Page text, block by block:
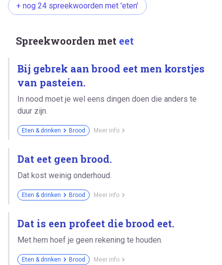
+ nog 24 spreekwoorden met 'eten'
Spreekwoorden met eet
Bij gebrek aan brood eet men korstjes
van pasteien.
In nood moet je wel eens dingen doen die anders te
duur zijn.
Eten & drinken Brood Meer info
Dat eet geen brood.
Dat kost weinig onderhoud.
Eten & drinken Brood Meer info
Dat is een profeet die brood eet.
Met hem hoef je geen rekening te houden.
Eten & drinken Brood Meer info